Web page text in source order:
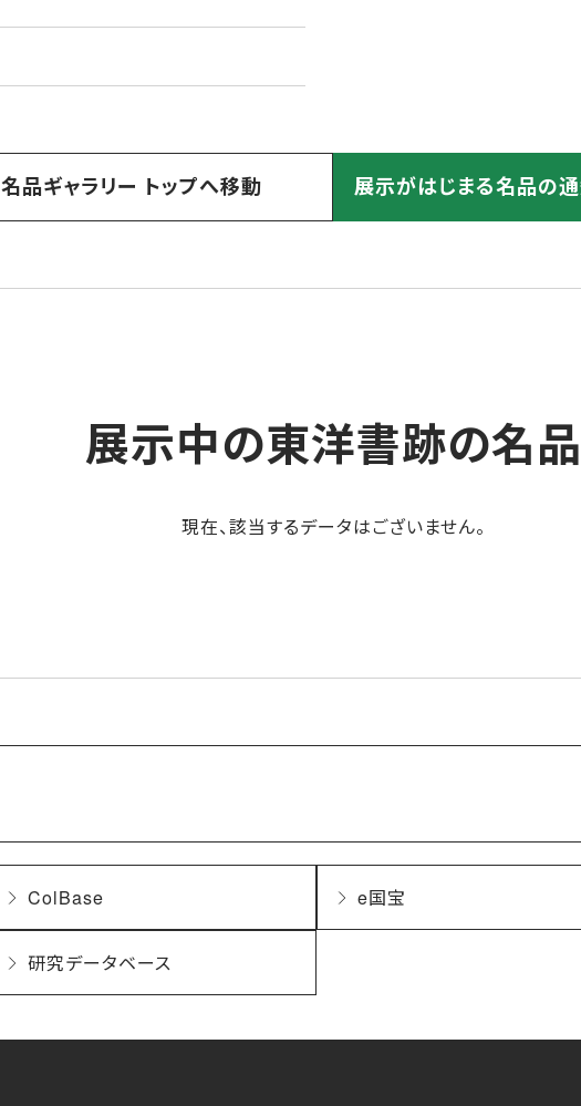
名品ギャラリー トップへ移動 展示がはじまる名品の
展示中の東洋書跡の名品
現在、該当するデータはございません。
ColBase e国宝
研究データベース